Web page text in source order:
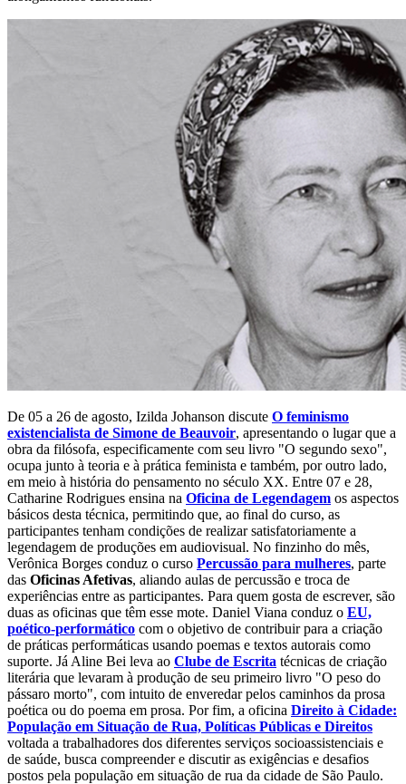
De 05 a 26 de agosto, Izilda Johanson discute O feminismo
existencialista de Simone de Beauvoir, apresentando o lugar que a
obra da filósofa, especificamente com seu livro "O segundo sexo",
ocupa junto à teoria e à prática feminista e também, por outro lado,
em meio à história do pensamento no século XX. Entre 07 e 28,
Catharine Rodrigues ensina na Oficina de Legendagem os aspectos
básicos desta técnica, permitindo que, ao final do curso, as
participantes tenham condições de realizar satisfatoriamente a
legendagem de produções em audiovisual. No finzinho do mês,
Verônica Borges conduz o curso Percussão para mulheres, parte
das Oficinas Afetivas, aliando aulas de percussão e troca de
experiências entre as participantes. Para quem gosta de escrever, são
duas as oficinas que têm esse mote. Daniel Viana conduz o EU,
poético-performático com o objetivo de contribuir para a criação
de práticas performáticas usando poemas e textos autorais como
suporte. Já Aline Bei leva ao Clube de Escrita técnicas de criação
literária que levaram à produção de seu primeiro livro "O peso do
pássaro morto", com intuito de enveredar pelos caminhos da prosa
poética ou do poema em prosa. Por fim, a oficina Direito à Cidade:
População em Situação de Rua, Políticas Públicas e Direitos
voltada a trabalhadores dos diferentes serviços socioassistenciais e
de saúde, busca compreender e discutir as exigências e desafios
postos pela população em situação de rua da cidade de São Paulo.